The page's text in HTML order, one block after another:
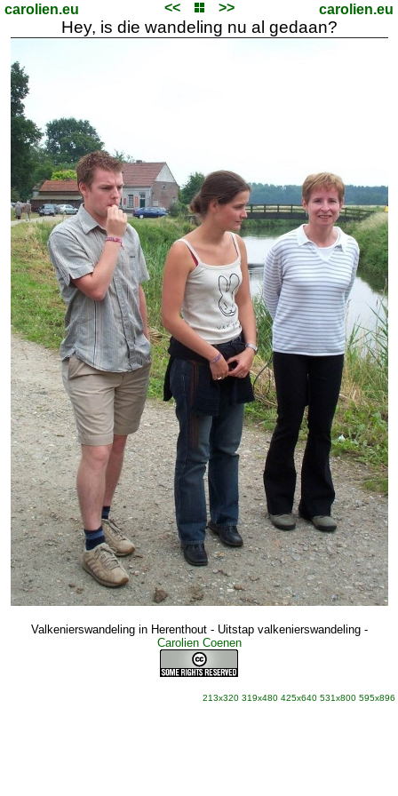
carolien.eu << >> carolien.eu
Hey, is die wandeling nu al gedaan?
Valkenierswandeling in Herenthout - Uitstap valkenierswandeling-
Carolien Coenen
213x320 319x480 425x640 531x800 595x896